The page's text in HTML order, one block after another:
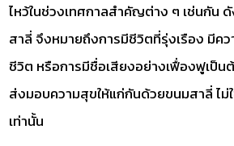
ไหว้ในช่วงเทศกาลสำคัญต่าง ๆ เช่นกัน
สาลี่ จึงหมายถึงการมีชีวิตที่รุ่งเรือง มีค
ชีวิต หรือการมีชื่อเสียงอย่างเฟื่องฟูเป็
ส่งมอบความสุขให้แก่กันด้วยขนมสาลี่ ไม่ใ
เท่านั้น